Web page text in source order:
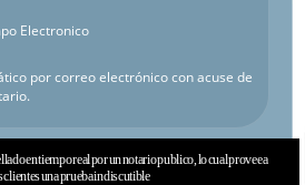
Electronico
por correo electrónico con acuse de
en tiempo real por un notario publico, lo cual provee a
clientes una prueba indiscutible